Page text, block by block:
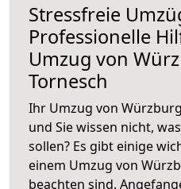
Stressfreie
Professionelle
Umzug von
Tornesch
Ihr Umzug von
und Sie wissen nicht,
sollen? Es gibt einige
einem Umzug von
beachten sind.